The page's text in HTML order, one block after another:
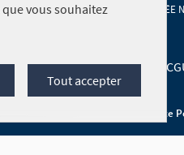
SITE DE L'ASSEMBLÉE
générales d'utilisation
Open Source
vous souhaitez
Tout accepter